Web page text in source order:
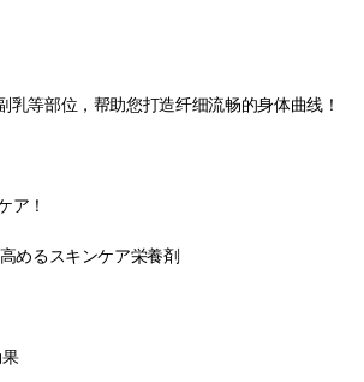
等部位，帮助您打造纤细流畅的身体曲线！
ア！
めるスキンケア栄養剤